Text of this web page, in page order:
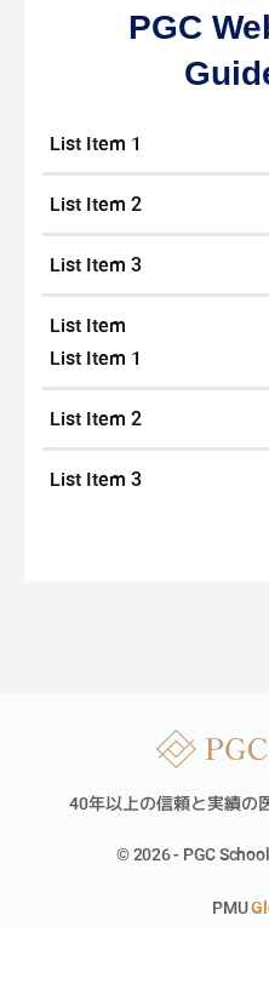
PGC
List Item 1
List Item 2
List Item 3
List Item
List Item 1
List Item 2
List Item 3
40年以上の信頼と実績の
© 2026 - PGC
PMU